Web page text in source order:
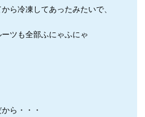
ら冷凍してあったみたいで、
ツも全部ふにゃふにゃ
ら・・・